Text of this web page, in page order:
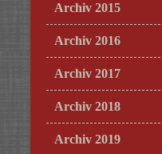
Archiv 2015
Archiv 2016
Archiv 2017
Archiv 2018
Archiv 2019